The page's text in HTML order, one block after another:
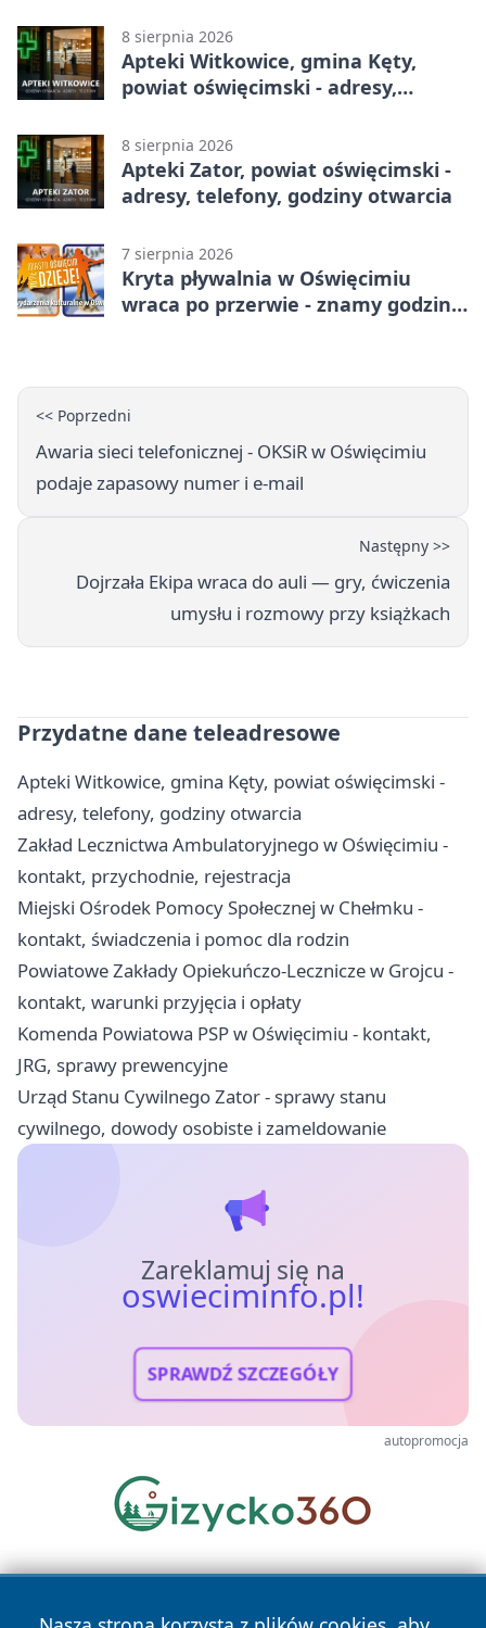
8 sierpnia 2026
Apteki Witkowice, gmina Kęty,
powiat oświęcimski - adresy,
8 sierpnia 2026
Apteki Zator, powiat oświęcimski -
adresy, telefony, godziny otwarcia
7 sierpnia 2026
Kryta pływalnia w Oświęcimiu
wraca po przerwie - znamy godziny
<< Poprzedni
Awaria sieci telefonicznej - OKSiR w Oświęcimiu
podaje zapasowy numer i e-mail
Następny >>
Dojrzała Ekipa wraca do auli — gry, ćwiczenia
umysłu i rozmowy przy książkach
Przydatne dane teleadresowe
Apteki Witkowice, gmina Kęty, powiat oświęcimski -
adresy, telefony, godziny otwarcia
Zakład Lecznictwa Ambulatoryjnego w Oświęcimiu -
kontakt, przychodnie, rejestracja
Miejski Ośrodek Pomocy Społecznej w Chełmku -
kontakt, świadczenia i pomoc dla rodzin
Powiatowe Zakłady Opiekuńczo-Lecznicze w Grojcu -
kontakt, warunki przyjęcia i opłaty
Komenda Powiatowa PSP w Oświęcimiu - kontakt,
JRG, sprawy prewencyjne
Urząd Stanu Cywilnego Zator - sprawy stanu
cywilnego, dowody osobiste i zameldowanie
Zareklamuj się na
oswieciminfo.pl!
SPRAWDŹ SZCZEGÓŁY
autopromocja